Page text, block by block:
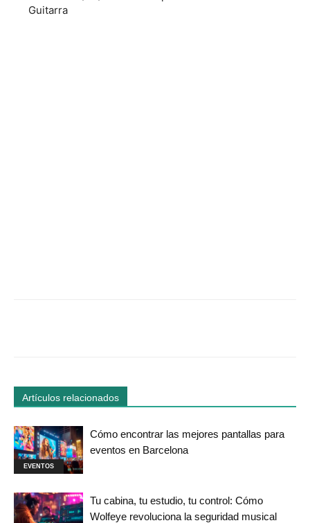
Guitarra
Artículos relacionados
EVENTOS
Cómo encontrar las mejores pantallas para
eventos en Barcelona
Tu cabina, tu estudio, tu control: Cómo
Wolfeye revoluciona la seguridad musical